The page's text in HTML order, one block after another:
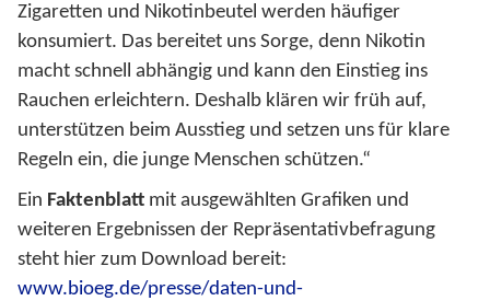
Zigaretten und Nikotinbeutel werden häufiger
konsumiert. Das bereitet uns Sorge, denn Nikotin
macht schnell abhängig und kann den Einstieg ins
Rauchen erleichtern. Deshalb klären wir früh auf,
unterstützen beim Ausstieg und setzen uns für klare
Regeln ein, die junge Menschen schützen.“
Ein Faktenblatt mit ausgewählten Grafiken und
weiteren Ergebnissen der Repräsentativbefragung
steht hier zum Download bereit:
www.bioeg.de/presse/daten-und-